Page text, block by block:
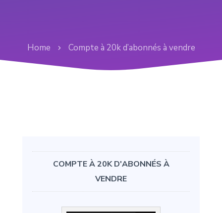
Home Compte à 20k d’abonnés à vendre
COMPTE À 20K D'ABONNÉS À
VENDRE